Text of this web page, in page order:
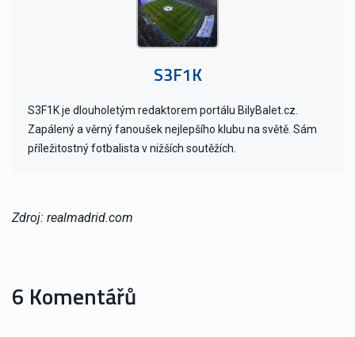
S3F1K
S3F1K je dlouholetým redaktorem portálu BilyBalet.cz.
Zapálený a věrný fanoušek nejlepšího klubu na světě. Sám
příležitostný fotbalista v nižších soutěžích.
Zdroj: realmadrid.com
6 Komentářů